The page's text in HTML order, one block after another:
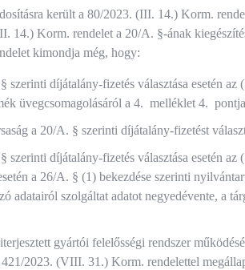
került a 80/2023. (III. 14.) Korm.
14.) Korm. rendelet a 20/A. §-ának
kimondja még, hogy:
szerinti díjátalány-fizetés választása esetén
üvegcsomagolásáról a 4. melléklet 4.
a 20/A. § szerinti díjátalány-fizetést
szerinti díjátalány-fizetés választása esetén
a 26/A. § (1) bekezdése szerinti
adatairól szolgáltat adatot negyedévente, a
gyártói felelősségi rendszer
2023. (VIII. 31.) Korm. rendelettel